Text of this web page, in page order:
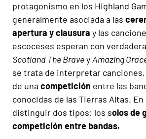
protagonismo en los Highland
generalmente asociada a las
apertura y clausura y las
escoceses esperan con
Scotland The BraveyAmazing
se trata de interpretar
de una competición entre las
conocidas de las Tierras Altas.
distinguir dos tipos: los solos de
competición entre bandas.